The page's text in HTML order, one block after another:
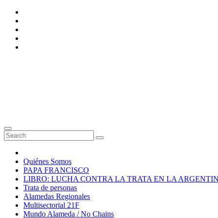
Skip
content
Quiénes Somos
PAPA FRANCISCO
LIBRO: LUCHA CONTRA LA TRATA EN LA
Trata de personas
Alamedas Regionales
Multisectorial 21F
Mundo Alameda / No Chains